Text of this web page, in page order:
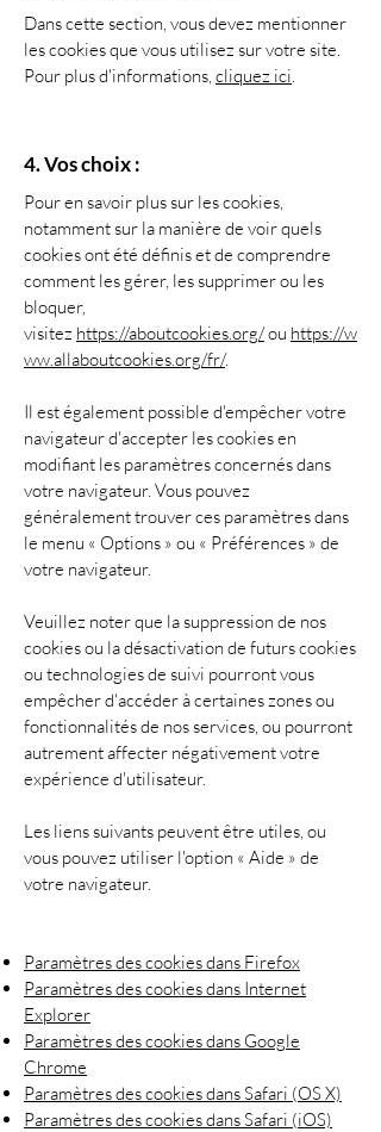
Dans cette section, vous devez mentionner
les cookies que vous utilisez sur votre site.
Pour plus d'informations, cliquez ici
4. Vos choix :
Pour en savoir plus sur les cookies,
notamment sur la manière de voir quels
cookies ont été définis et de comprendre
comment les gérer, les supprimer ou les
bloquer,
visitez https://aboutcookies.org/ou https://w
ww.allaboutcookies.org/fr/.
Il est également possible d'empêcher votre
navigateur d'accepter les cookies en
modifiant les paramètres concernés dans
votre navigateur. Vous pouvez
généralement trouver ces paramètres dans
le menu « Options » ou « Préférences » de
votre navigateur.
Veuillez noter que la suppression de nos
cookies ou la désactivation de futurs cookies
ou technologies de suivi pourront vous
empêcher d'accéder à certaines zones ou
fonctionnalités de nos services, ou pourront
autrement affecter négativement votre
expérience d'utilisateur.
Les liens suivants peuvent être utiles, ou
vous pouvez utiliser l'option « Aide » de
votre navigateur.
Paramètres des cookies dans Firefox
Paramètres des cookies dans Internet
Explorer
Paramètres des cookies dans Google
Chrome
Paramètres des cookies dans Safari (OS X)
Paramètres des cookies dans Safari (iOS)